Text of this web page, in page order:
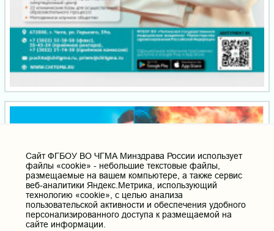
Cайт ФГБОУ ВО ЧГМА Минздрава России использует
файлы «cookie» - небольшие текстовые файлы,
размещаемые на вашем компьютере, а также сервис
веб-аналитики Яндекс.Метрика, использующий
технологию «cookie», с целью анализа
пользовательской активности и обеспечения удобного
персонализированного доступа к размещаемой на
сайте информации.